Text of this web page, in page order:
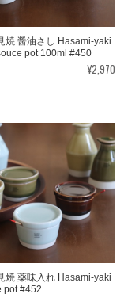
焼 醤油さし Hasami-yaki
pot 100ml #450
¥2,970
焼 薬味入れ Hasami-yaki
pot #452